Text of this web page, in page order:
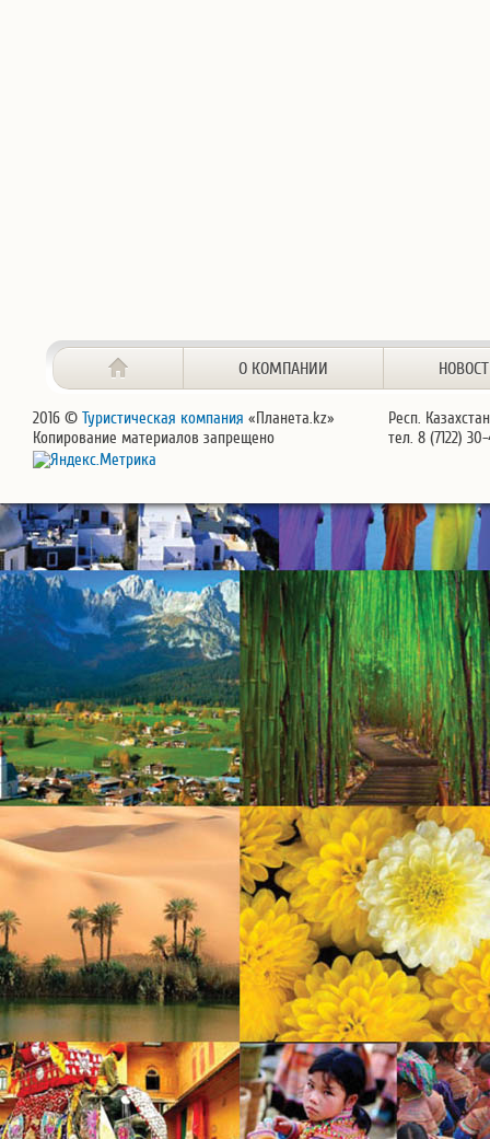
О КОМПАНИИ
2016 © Туристическая компания «Планета.kz»
Копирование материалов запрещено
Респ.
тел. 8 (7122)